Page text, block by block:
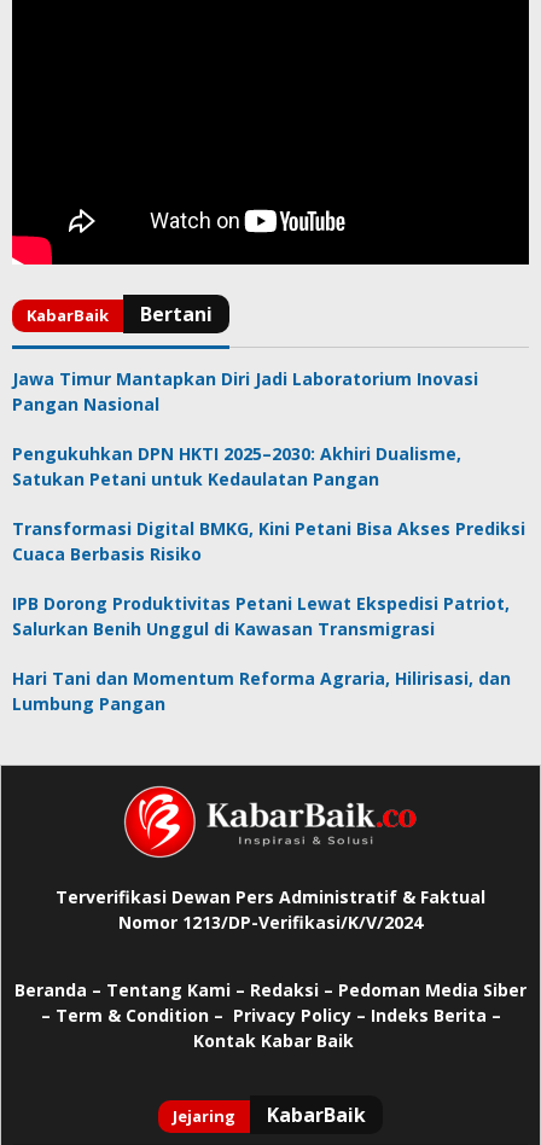
Jawa Timur Mantapkan Diri Jadi Laboratorium Inovasi
Pangan Nasional
Pengukuhkan DPN HKTI 2025–2030: Akhiri Dualisme,
Satukan Petani untuk Kedaulatan Pangan
Transformasi Digital BMKG, Kini Petani Bisa Akses Prediksi
Cuaca Berbasis Risiko
IPB Dorong Produktivitas Petani Lewat Ekspedisi Patriot,
Salurkan Benih Unggul di Kawasan Transmigrasi
Hari Tani dan Momentum Reforma Agraria, Hilirisasi, dan
Lumbung Pangan
Terverifikasi Dewan Pers Administratif & Faktual
Nomor 1213/DP-Verifikasi/K/V/2024
Beranda – Tentang Kami – Redaksi – Pedoman Media Siber
– Term & Condition – Privacy Policy– Indeks Berita –
Kontak Kabar Baik